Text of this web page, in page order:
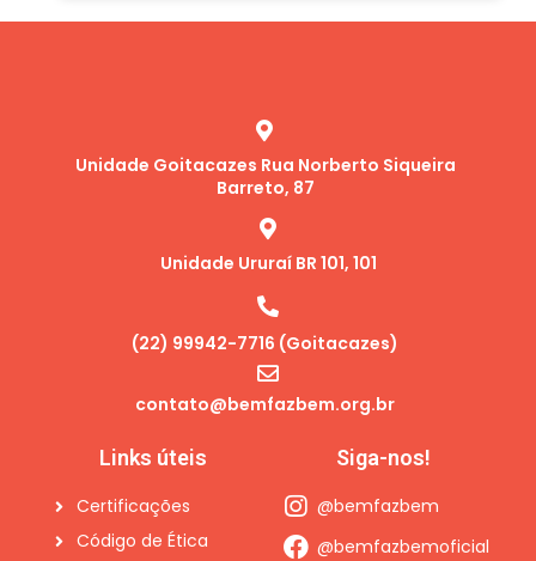
Unidade Goitacazes Rua Norberto Siqueira
Barreto, 87
Unidade Ururaí BR 101, 101
(22) 99942-7716 (Goitacazes)
contato@bemfazbem.org.br
Links úteis
Certificações
Código de Ética
Siga-nos!
@bemfazbem
@bemfazbemoficial